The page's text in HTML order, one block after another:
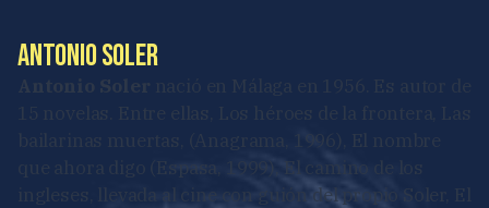
Antonio Soler
Antonio Soler
nació en Málaga en 1956. Es autor de
15 novelas. Entre ellas, Los héroes de la frontera, Las
bailarinas muertas, (Anagrama, 1996), El nombre
que ahora digo (Espasa, 1999), El camino de los
ingleses, llevada al cine con guión del propio Soler, El